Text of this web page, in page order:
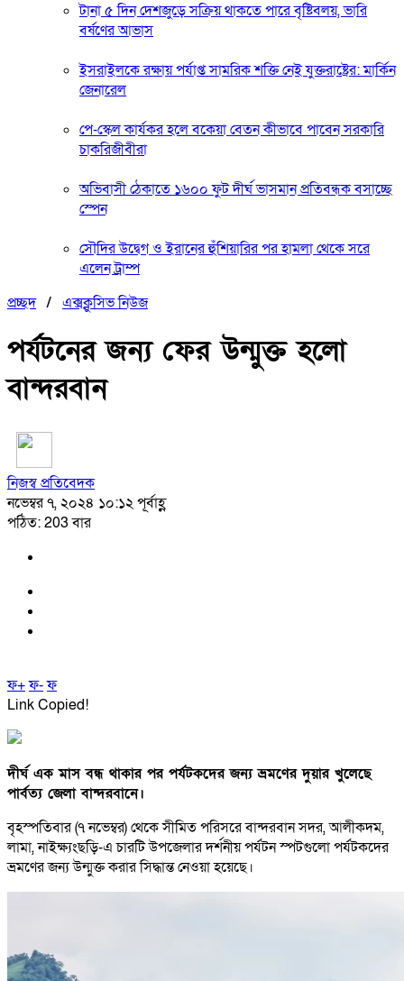
টানা ৫ দিন দেশজুড়ে সক্রিয় থাকতে পারে বৃষ্টিবলয়, ভারি
বর্ষণের আভাস
ইসরাইলকে রক্ষায় পর্যাপ্ত সামরিক শক্তি নেই যুক্তরাষ্ট্রের: মার্কিন
জেনারেল
পে-স্কেল কার্যকর হলে বকেয়া বেতন কীভাবে পাবেন সরকারি
চাকরিজীবীরা
অভিবাসী ঠেকাতে ১৬০০ ফুট দীর্ঘ ভাসমান প্রতিবন্ধক বসাচ্ছে
স্পেন
সৌদির উদ্বেগ ও ইরানের হুঁশিয়ারির পর হামলা থেকে সরে
এলেন ট্রাম্প
প্রচ্ছদ/ এক্সক্লুসিভ নিউজ
পর্যটনের জন্য ফের উন্মুক্ত হলো
বান্দরবান
নিজস্ব প্রতিবেদক
নভেম্বর ৭, ২০২৪ ১০:১২ পূর্বাহ্ণ
পঠিত: 203 বার
ফ+ফ-ফ
Link Copied!
দীর্ঘ এক মাস বন্ধ থাকার পর পর্যটকদের জন্য ভ্রমণের দুয়ার খুলেছে
পার্বত্য জেলা বান্দরবানে।
বৃহস্পতিবার (৭ নভেম্বর) থেকে সীমিত পরিসরে বান্দরবান সদর, আলীকদম,
লামা, নাইক্ষ্যংছড়ি-এ চারটি উপজেলার দর্শনীয় পর্যটন স্পটগুলো পর্যটকদের
ভ্রমণের জন্য উন্মুক্ত করার সিদ্ধান্ত নেওয়া হয়েছে।